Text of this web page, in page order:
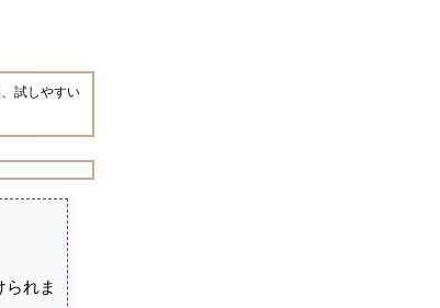
試しやすい
れま